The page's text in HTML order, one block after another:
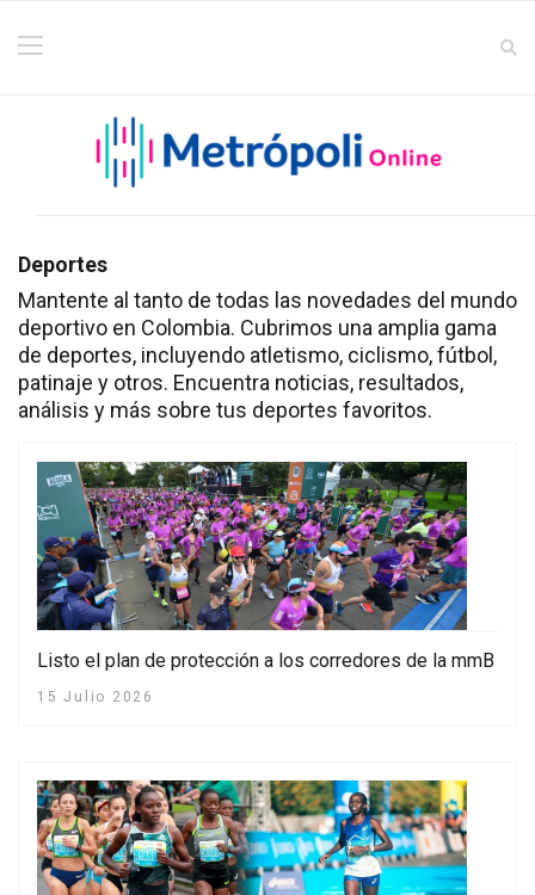
Deportes
Mantente al tanto de todas las novedades del mundo
deportivo en Colombia. Cubrimos una amplia gama
de deportes, incluyendo atletismo, ciclismo, fútbol,
patinaje y otros. Encuentra noticias, resultados,
análisis y más sobre tus deportes favoritos.
Listo el plan de protección a los corredores de la mmB
15 Julio 2026